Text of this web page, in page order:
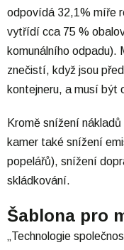
odpovídá 32,1% míře
vytřídí cca 75 %
komunálního odpadu).
znečistí, když jsou
kontejneru, a musí být
Kromě snížení
kamer také snížení
popelářů), snížení
skládkování.
Šablona pro
„Technologie